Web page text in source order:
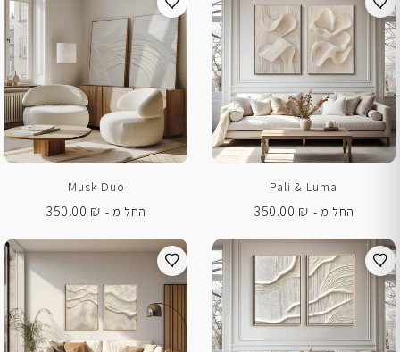
Pali & Luma
החל מ -
350.00 ₪
Musk Duo
החל מ -
350.00 ₪